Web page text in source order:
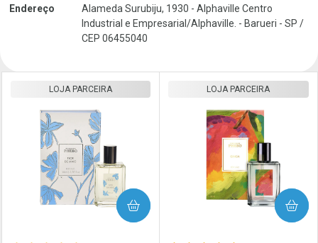
Endereço
Alameda Surubiju, 1930 - Alphaville Centro
Industrial e Empresarial/Alphaville. - Barueri - SP /
CEP 06455040
LOJA PARCEIRA
COMPRAR
LOJA PARCEIRA
COMPRAR